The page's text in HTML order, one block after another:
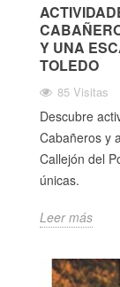
Y UNA
TOLEDO
85 Visitas
Descubre
Cabañeros y
Callejón del
únicas.
Leer más